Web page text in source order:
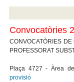
Convocatòries
CONVOCATÒRIES
PROFESSORAT
Plaça 4727 - Àrea
provisió